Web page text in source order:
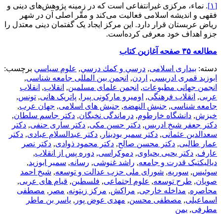
[۱]
. نماء، مرکزی غیرانتفاعی است که در زمینه پژوهش‌های دینی و
فقهی و اندیشه اسلامی فعالیت می‌کند و مقّر اصلی آن در شهر
ریاض عربستان قرار دارد. این مرکز ایجاد یک گفتمان دینی معتدل را
جزو اهداف خود معرفی کرده‌است.
مطالعه ۳۵ صفحه آغازین کتاب
دسته: بیداری اسلامی, درسي و كمك درسي, علوم سياسي برچسب:
ابوزید قمری ادریسی, اردن, انجمن بین المللی جامعه شناسی,
انجمن جهانی مطبوعات, انجمن علمای مسلمین, انقلاب, انقلاب
عربی, انقلاب فرهنگی, اومیرو مارکونی پیرا , پاتریک هانی, تونس,
جامعه شناسی, جنبش النهضه, جنبش های اسلامی, جهان عرب,
خیزش, دانشگاه خارطوم, درماندگی نخبگان, دکتر جاسم سلطان,
دکتر جعفر شیخ ادریس, دکتر حسن مکی, دکتر ساری حنفی, دکتر
سعدالدین عثمانی, دکتر سمیر بودینار , دکتر عبدالسلام عبادی, دکتر
عمار طالبی, دکتر محسن صالح, دکتر محمود ذوادی, دکتر نصر
عارف, دکتر یحیی یحیاوی, دموکراسی, دوره پس از انقلاب,
دیالیکتیک قدرت و جامعه, راشد غنوشی, رسانه, سمیر ابوزید,
سوئیس, سوریه, شورای ملی حزب عدالت و توسعه, شیخ احمد
صویان, طرح توسعه, علوم اجتماعی, فلسطین, قیام های عربی,
محاصره, مداخله خارجی, مراکش, مرکز زیتونه, مصر , مصطفی
اسماعیلی, مصطفی محسن, مهدی عوض پور , یاسر بن ماطر
مطرفی, یمن